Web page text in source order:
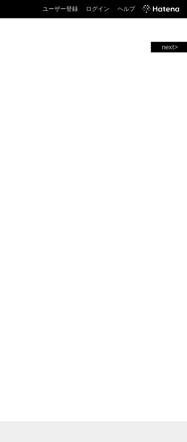
ユーザー登録 ログイン ヘルプ
next>